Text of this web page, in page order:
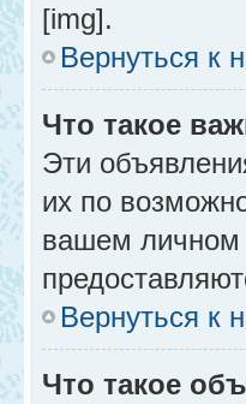
[img].
Вернуться к
Что такое
Эти
их по
вашем личном
Вернуться к
Что такое